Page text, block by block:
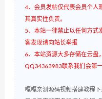
4、会员发帖仅代表会员个人
其真实性负责。
5、本站一律禁止以任何方式
客发现请向站长举报
6、本站资源大多存储在云盘
QQ34363983联系我们会第一
嘎嘎亲测源码视频搭建教程